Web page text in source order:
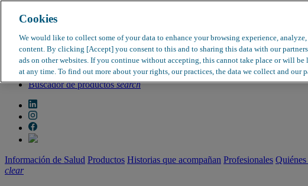
search clear
Dirección médica
Farmacovigilancia
Objeción de calidad
Buscador de productossearch
Información de Salud Productos Historias que acompañan Profesionales Quiénes
clear
Cookies
We would like to collect some of your data to enhance your browsing experience,
content. By clicking [Accept] you consent to this and to sharing this data with our
ads on other websites. If you continue without accepting, this cannot take place or will be
at any time. To find out more about your rights, our practices, the data we collect and our